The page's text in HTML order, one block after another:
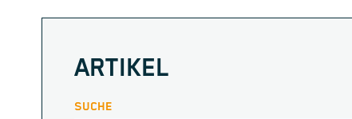
ARTIKEL
SUCHE